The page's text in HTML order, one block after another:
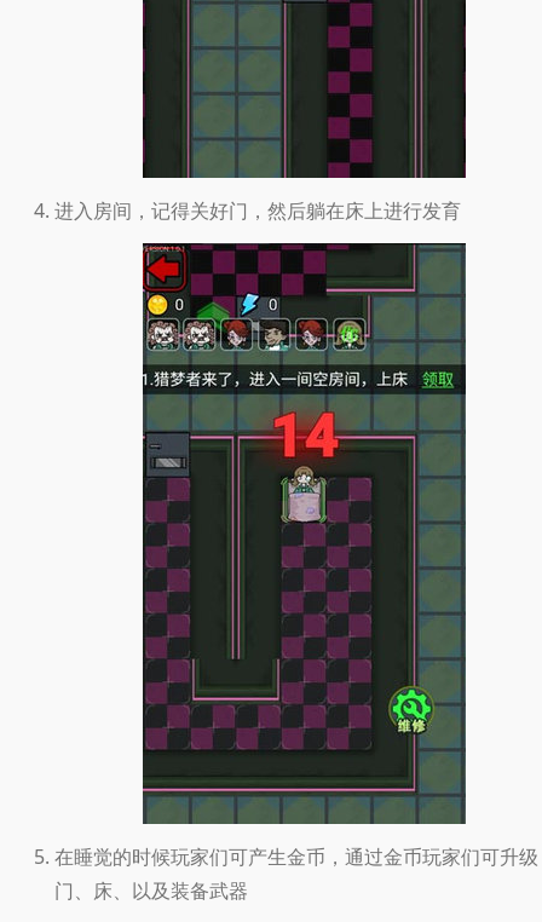
进入房间，记得关好门，然后躺在床上进行发育
在睡觉的时候玩家们可产生金币，通过金币玩家们可升级
门、床、以及装备武器